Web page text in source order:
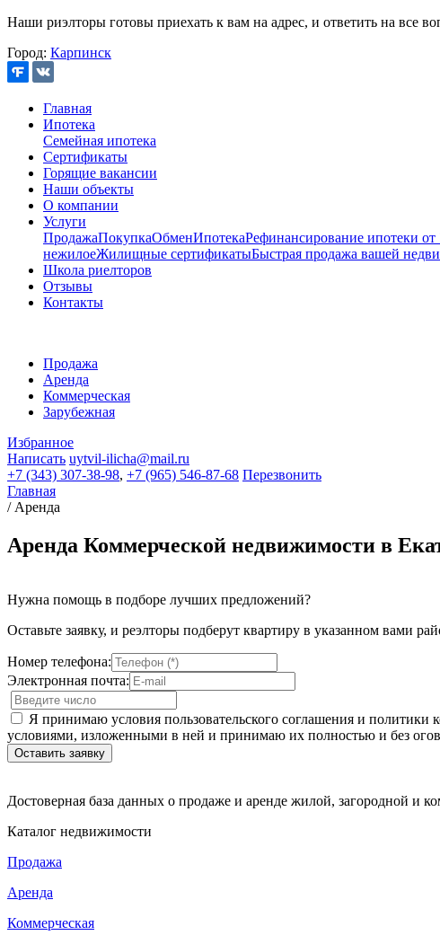
Наши риэлторы готовы приехать к вам на адрес, и ответить на все
Город: Карпинск
Главная
Ипотека
Семейная ипотека
Сертификаты
Горящие вакансии
Наши объекты
О компании
Услуги
ПродажаПокупкаОбменИпотекаРефинансирование ипотеки от
нежилоеЖилищные сертификатыБыстрая продажа вашей
Школа риелторов
Отзывы
Контакты
Продажа
Аренда
Коммерческая
Зарубежная
Избранное
Написать uytvil-ilicha@mail.ru
+7 (343) 307-38-98, +7 (965) 546-87-68 Перезвонить
Главная
/ Аренда
Аренда Коммерческой недвижимости в
Нужна помощь в подборе лучших предложений?
Оставьте заявку, и реэлторы подберут квартиру в указанном вами
Номер телефона:
Электронная почта:
Я принимаю условия пользовательского соглашения и
условиями, изложенными в ней и принимаю их полностью и без
Достоверная база данных о продаже и аренде жилой, загородной и
Каталог недвижимости
Продажа
Аренда
Коммерческая